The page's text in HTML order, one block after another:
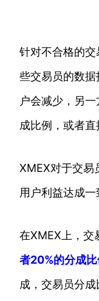
针对不合格的
些交易员的数
户会减少，另
成比例，或者直
XMEX对于交易
用户利益达成一
在XMEX上，交
者20%的分成比
成，交易员分